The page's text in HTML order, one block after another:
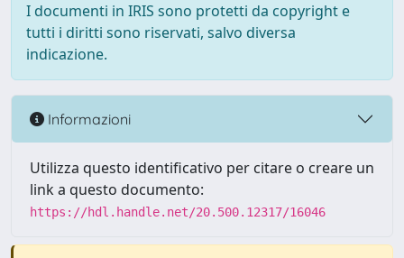
I documenti in IRIS sono protetti da copyright e
tutti i diritti sono riservati, salvo diversa
indicazione.
Informazioni
Utilizza questo identificativo per citare o creare un
link a questo documento:
https://hdl.handle.net/20.500.12317/16046